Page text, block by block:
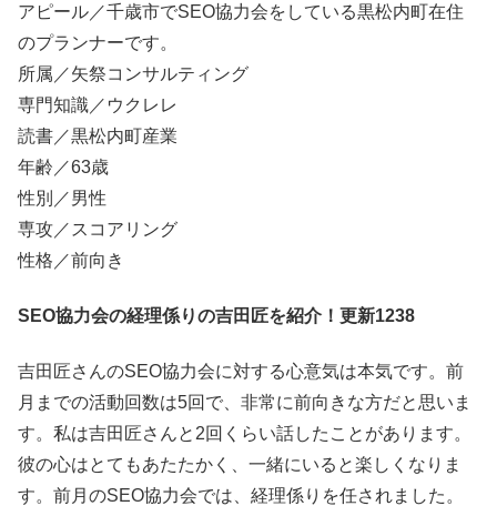
アピール／千歳市でSEO協力会をしている黒松内町在住
のプランナーです。
所属／矢祭コンサルティング
専門知識／ウクレレ
読書／黒松内町産業
年齢／63歳
性別／男性
専攻／スコアリング
性格／前向き
SEO協力会の経理係りの吉田匠を紹介！更新1238
吉田匠さんのSEO協力会に対する心意気は本気です。前
月までの活動回数は5回で、非常に前向きな方だと思いま
す。私は吉田匠さんと2回くらい話したことがあります。
彼の心はとてもあたたかく、一緒にいると楽しくなりま
す。前月のSEO協力会では、経理係りを任されました。